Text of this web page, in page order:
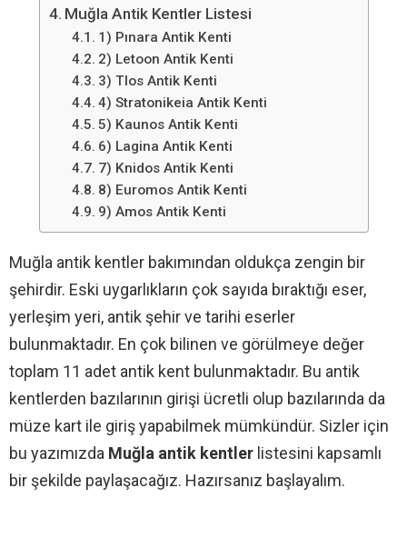
Muğla Antik Kentler Listesi
1) Pınara Antik Kenti
2) Letoon Antik Kenti
3) Tlos Antik Kenti
4) Stratonikeia Antik Kenti
5) Kaunos Antik Kenti
6) Lagina Antik Kenti
7) Knidos Antik Kenti
8) Euromos Antik Kenti
9) Amos Antik Kenti
Muğla antik kentler bakımından oldukça zengin bir
şehirdir. Eski uygarlıkların çok sayıda bıraktığı eser,
yerleşim yeri, antik şehir ve tarihi eserler
bulunmaktadır. En çok bilinen ve görülmeye değer
toplam 11 adet antik kent bulunmaktadır. Bu antik
kentlerden bazılarının girişi ücretli olup bazılarında da
müze kart ile giriş yapabilmek mümkündür. Sizler için
bu yazımızda Muğla antik kentler listesini kapsamlı
bir şekilde paylaşacağız. Hazırsanız başlayalım.